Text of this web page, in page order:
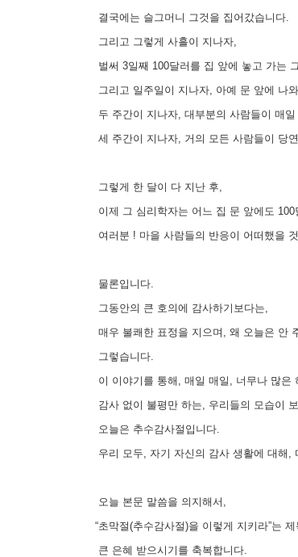
결국에는 슬그머니 그것을 집어갔습니다.
그리고 그렇게 사흘이 지나자,
벌써 3일째 100달러를 집 앞에 놓고 가는
그리고 일주일이 지나자, 아예 문 앞에 나
두 주간이 지나자, 대부분의 사람들이 매
세 주간이 지나자, 거의 모든 사람들이 당
그렇게 한 달이 다 지난 후,
이제 그 심리학자는 어느 집 문 앞에도
여러분 ! 마을 사람들의 반응이 어떠했을
물론입니다.
그동안의 큰 호의에 감사하기보다는,
매우 불쾌한 표정을 지으며, 왜 오늘은 안
그렇습니다.
이 이야기를 통해, 매일 매일, 너무나 많은
감사 없이 불평만 하는, 우리들의 모습이
오늘은 추수감사절입니다.
우리 모두, 자기 자신의 감사 생활에 대해,
오늘 본문 말씀을 의지해서,
“초막절(추수감사절)을 이렇게 지키라”는
큰 은혜 받으시기를 축복합니다.